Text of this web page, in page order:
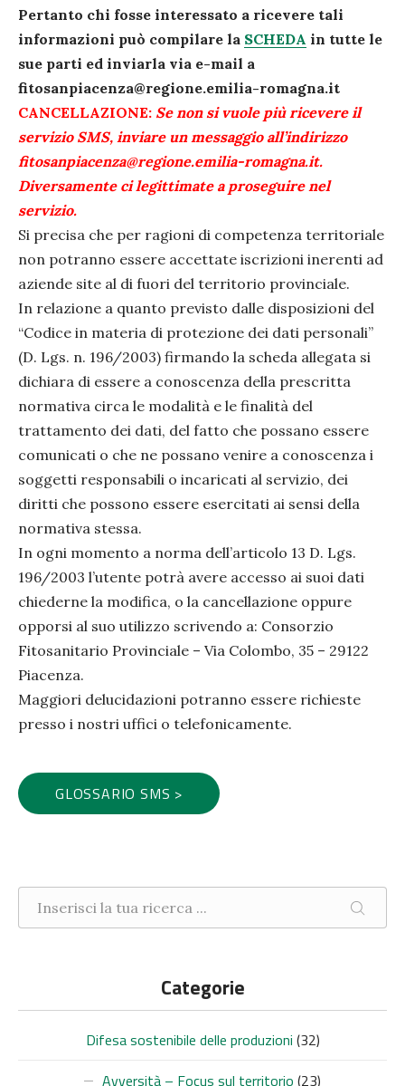
Pertanto chi fosse interessato a ricevere tali
informazioni può compilare la SCHEDA in tutte le
sue parti ed inviarla via e-mail a
fitosanpiacenza@regione.emilia-romagna.it
CANCELLAZIONE: Se non si vuole più ricevere il
servizio SMS, inviare un messaggio all’indirizzo
fitosanpiacenza@regione.emilia-romagna.it.
Diversamente ci legittimate a proseguire nel
servizio.
Si precisa che per ragioni di competenza territoriale
non potranno essere accettate iscrizioni inerenti ad
aziende site al di fuori del territorio provinciale.
In relazione a quanto previsto dalle disposizioni del
“Codice in materia di protezione dei dati personali”
(D. Lgs. n. 196/2003) firmando la scheda allegata si
dichiara di essere a conoscenza della prescritta
normativa circa le modalità e le finalità del
trattamento dei dati, del fatto che possano essere
comunicati o che ne possano venire a conoscenza i
soggetti responsabili o incaricati al servizio, dei
diritti che possono essere esercitati ai sensi della
normativa stessa.
In ogni momento a norma dell’articolo 13 D. Lgs.
196/2003 l’utente potrà avere accesso ai suoi dati
chiederne la modifica, o la cancellazione oppure
opporsi al suo utilizzo scrivendo a: Consorzio
Fitosanitario Provinciale – Via Colombo, 35 – 29122
Piacenza.
Maggiori delucidazioni potranno essere richieste
presso i nostri uffici o telefonicamente.
GLOSSARIO SMS >
CERCA
Categorie
Difesa sostenibile delle produzioni (32)
Avversità – Focus sul territorio (23)